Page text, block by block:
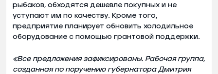
рыбаков, обходятся дешевле покупных и не
уступают им по качеству. Кроме того,
предприятие планирует обновить холодильное
оборудование с помощью грантовой поддержки.
«Все предложения зафиксированы. Рабочая группа,
созданная по поручению губернатора Дмитрия